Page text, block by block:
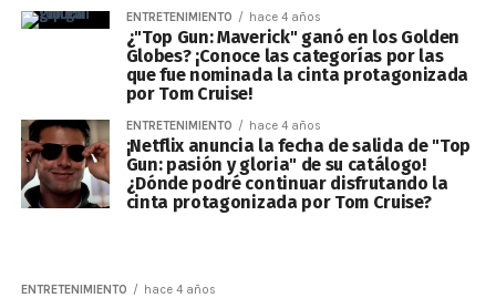
ENTRETENIMIENTO hace 4 años
¿"Top Gun: Maverick" ganó en los Golden
Globes? ¡Conoce las categorías por las
que fue nominada la cinta protagonizada
por Tom Cruise!
ENTRETENIMIENTO hace 4 años
¡Netflix anuncia la fecha de salida de "Top
Gun: pasión y gloria" de su catálogo!
¿Dónde podré continuar disfrutando la
cinta protagonizada por Tom Cruise?
ENTRETENIMIENTO hace 4 años